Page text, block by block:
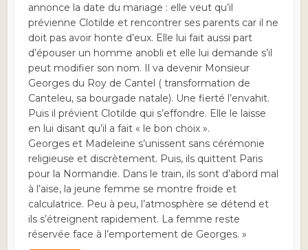
annonce la date du mariage : elle veut qu’il
prévienne Clotilde et rencontrer ses parents car il ne
doit pas avoir honte d’eux. Elle lui fait aussi part
d’épouser un homme anobli et elle lui demande s’il
peut modifier son nom. Il va devenir Monsieur
Georges du Roy de Cantel ( transformation de
Canteleu, sa bourgade natale). Une fierté l’envahit.
Puis il prévient Clotilde qui s’effondre. Elle le laisse
en lui disant qu’il a fait « le bon choix ».
Georges et Madeleine s’unissent sans cérémonie
religieuse et discrètement. Puis, ils quittent Paris
pour la Normandie. Dans le train, ils sont d’abord mal
à l’aise, la jeune femme se montre froide et
calculatrice. Peu à peu, l’atmosphère se détend et
ils s’étreignent rapidement. La femme reste
réservée face à l’emportement de Georges. »